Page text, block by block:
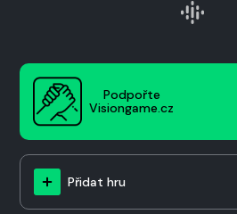
Podpořte
Visiongame.cz
Přidat hru